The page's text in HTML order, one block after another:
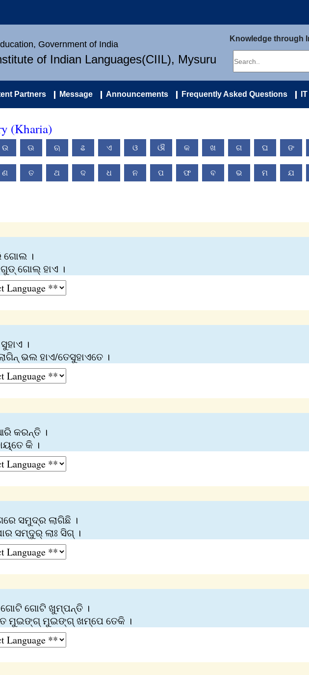
Government of India
of Indian Languages(CIIL), Mysuru
Knowledge through
Partners Message Announcements Frequently Asked Questions IT
(Kharia)
ଉ ଊ ଋ ଌ ଏ ଓ ଔ କ ଖ ଗ ଘ ଙ
ଣ ତ ଥ ଦ ଧ ନ ପ ଫ ବ ଭ ମ ଯ
ଗୋଲ ।
ଗୁଡ୍‌ ଗୋଲ୍‌ ହାଏ ।
।
ଭଲ ହାଏ/ତେସୁହାଏତେ ।
କରନ୍ତି ।
କି ।
ସମୁଦ୍ର ଲାଗିଛି ।
ସମ୍‌ଦୁର୍‌ ଲାଃ ସିଗ୍‌ ।
ଗୋଟି ଗୋଟି ଖୁମ୍ପନ୍ତି ।
ମୁଇଙ୍ଗ୍ ମୁଇଙ୍ଗ୍ ଖମ୍‌ପେ ତେକି ।